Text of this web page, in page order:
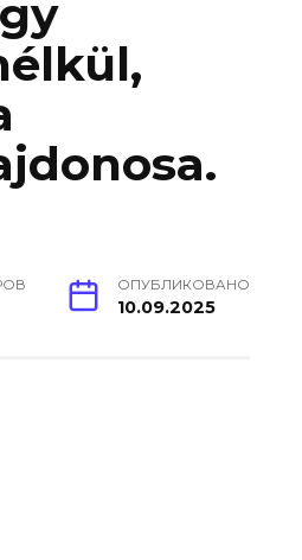
ОПУБЛИКОВАНО
10.09.2025